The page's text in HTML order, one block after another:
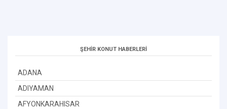
ŞEHİR KONUT HABERLERİ
ADANA
ADIYAMAN
AFYONKARAHISAR